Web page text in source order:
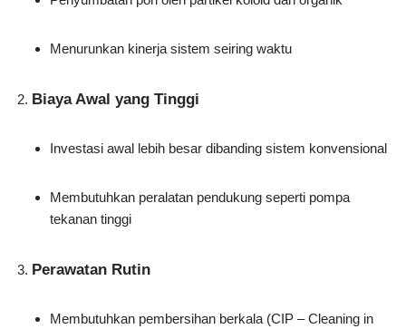
Menurunkan kinerja sistem seiring waktu
Biaya Awal yang Tinggi
Investasi awal lebih besar dibanding sistem konvensional
Membutuhkan peralatan pendukung seperti pompa
tekanan tinggi
Perawatan Rutin
Membutuhkan pembersihan berkala (CIP – Cleaning in